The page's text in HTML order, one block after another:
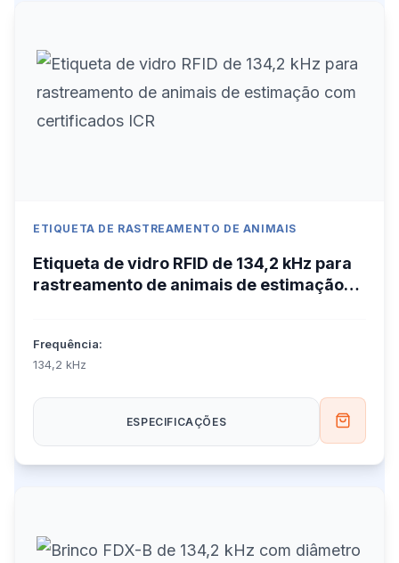
ETIQUETA DE RASTREAMENTO DE ANIMAIS
Etiqueta de vidro RFID de 134,2 kHz para
rastreamento de animais de estimação
Frequência:
134,2 kHz
ESPECIFICAÇÕES